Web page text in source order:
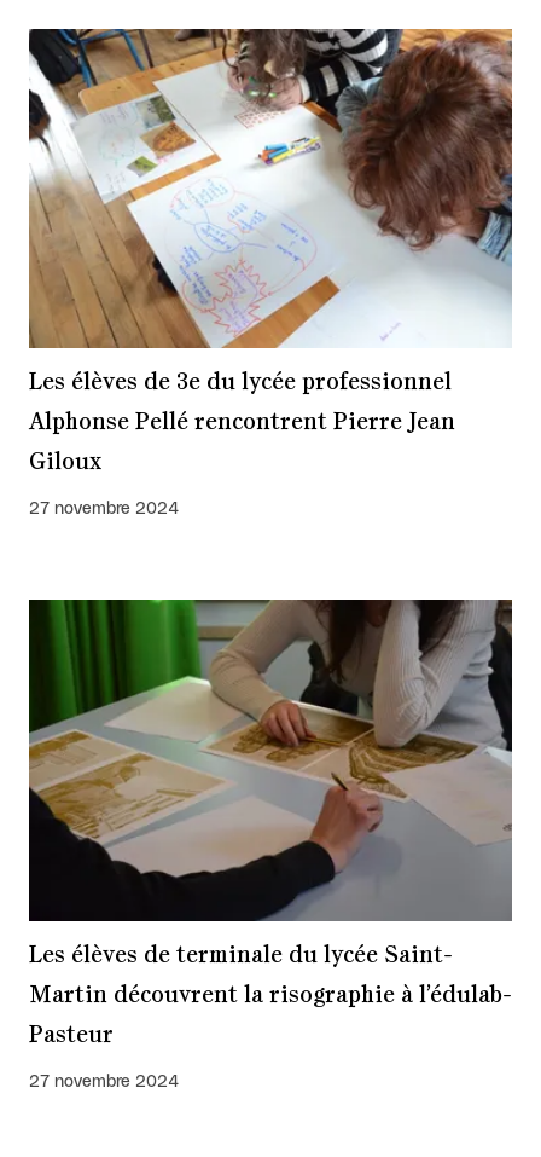
Les élèves de 3e du lycée professionnel
Alphonse Pellé rencontrent Pierre Jean
Giloux
27 novembre 2024
Les élèves de terminale du lycée Saint-
Martin découvrent la risographie à l’édulab-
Pasteur
27 novembre 2024